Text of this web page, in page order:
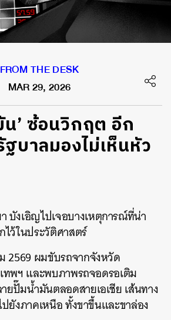
FROM THE DESK
MAR 29, 2026
’ ซ้อนวิกฤต อีก
บาลมองไม่เห็นหัว
บังเอิญไปเจอบางเหตุการณ์ที่น่า
ว้ในประวัติศาสตร์
2569 ผมขับรถจากจังหวัด
ทพฯ และพบภาพรถจอดรอเติม
ยปั๊มน้ำมันตลอดสายเอเชีย เส้นทาง
ยังภาคเหนือ ทั้งขาขึ้นและขาล่อง